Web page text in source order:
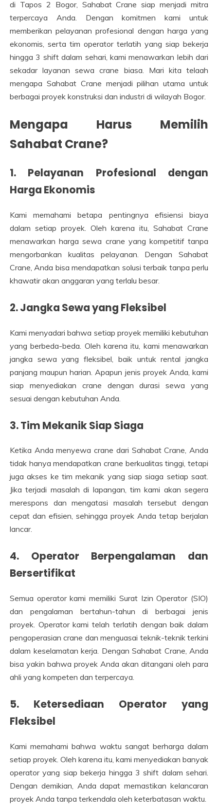
di Tapos 2 Bogor, Sahabat Crane siap menjadi mitra
terpercaya Anda. Dengan komitmen kami untuk
memberikan pelayanan profesional dengan harga yang
ekonomis, serta tim operator terlatih yang siap bekerja
hingga 3 shift dalam sehari, kami menawarkan lebih dari
sekadar layanan sewa crane biasa. Mari kita telaah
mengapa Sahabat Crane menjadi pilihan utama untuk
berbagai proyek konstruksi dan industri di wilayah Bogor.
Mengapa Harus Memilih
Sahabat Crane?
1. Pelayanan Profesional dengan
Harga Ekonomis
Kami memahami betapa pentingnya efisiensi biaya
dalam setiap proyek. Oleh karena itu, Sahabat Crane
menawarkan harga sewa crane yang kompetitif tanpa
mengorbankan kualitas pelayanan. Dengan Sahabat
Crane, Anda bisa mendapatkan solusi terbaik tanpa perlu
khawatir akan anggaran yang terlalu besar.
2. Jangka Sewa yang Fleksibel
Kami menyadari bahwa setiap proyek memiliki kebutuhan
yang berbeda-beda. Oleh karena itu, kami menawarkan
jangka sewa yang fleksibel, baik untuk rental jangka
panjang maupun harian. Apapun jenis proyek Anda, kami
siap menyediakan crane dengan durasi sewa yang
sesuai dengan kebutuhan Anda.
3. Tim Mekanik Siap Siaga
Ketika Anda menyewa crane dari Sahabat Crane, Anda
tidak hanya mendapatkan crane berkualitas tinggi, tetapi
juga akses ke tim mekanik yang siap siaga setiap saat.
Jika terjadi masalah di lapangan, tim kami akan segera
merespons dan mengatasi masalah tersebut dengan
cepat dan efisien, sehingga proyek Anda tetap berjalan
lancar.
4. Operator Berpengalaman dan
Bersertifikat
Semua operator kami memiliki Surat Izin Operator (SIO)
dan pengalaman bertahun-tahun di berbagai jenis
proyek. Operator kami telah terlatih dengan baik dalam
pengoperasian crane dan menguasai teknik-teknik terkini
dalam keselamatan kerja. Dengan Sahabat Crane, Anda
bisa yakin bahwa proyek Anda akan ditangani oleh para
ahli yang kompeten dan terpercaya.
5. Ketersediaan Operator yang
Fleksibel
Kami memahami bahwa waktu sangat berharga dalam
setiap proyek. Oleh karena itu, kami menyediakan banyak
operator yang siap bekerja hingga 3 shift dalam sehari.
Dengan demikian, Anda dapat memastikan kelancaran
proyek Anda tanpa terkendala oleh keterbatasan waktu.